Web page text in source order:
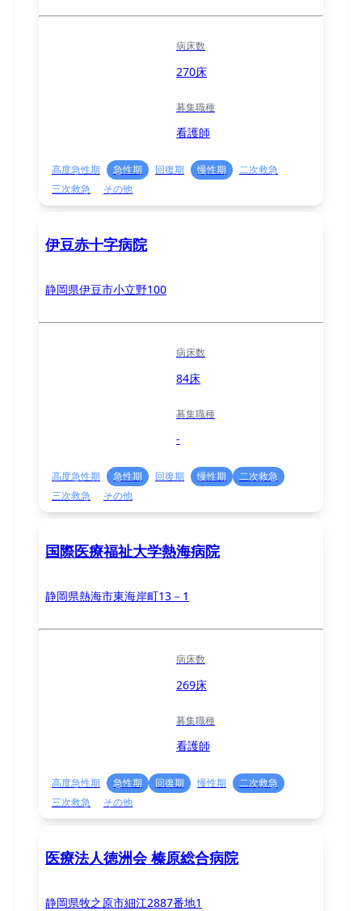
病床数
270床
募集職種
看護師
高度急性期 急性期 回復期 慢性期
二次救急
三次救急
その他
伊豆赤十字病院
静岡県伊豆市小立野100
病床数
84床
募集職種
-
高度急性期 急性期 回復期 慢性期
二次救急
三次救急
その他
国際医療福祉大学熱海病院
静岡県熱海市東海岸町13－1
病床数
269床
募集職種
看護師
高度急性期 急性期 回復期 慢性期
二次救急
三次救急
その他
医療法人徳洲会 榛原総合病院
静岡県牧之原市細江2887番地1